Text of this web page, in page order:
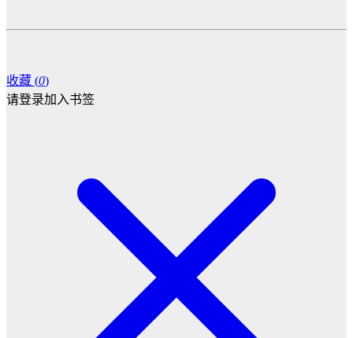
收藏 (0)
请登录加入书签